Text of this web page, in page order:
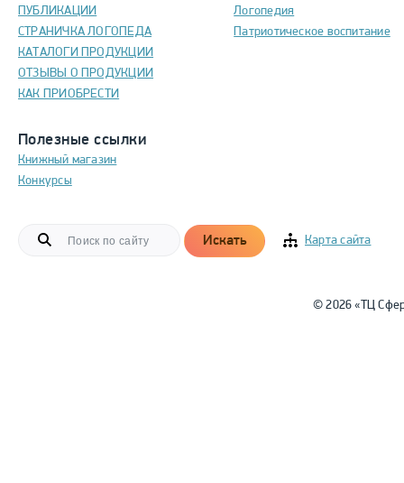
ПУБЛИКАЦИИ
СТРАНИЧКА ЛОГОПЕДА
КАТАЛОГИ ПРОДУКЦИИ
ОТЗЫВЫ О ПРОДУКЦИИ
КАК ПРИОБРЕСТИ
Полезные ссылки
Книжный магазин
Конкурсы
Логопедия
Патриотическое воспитание
Искать Карта сайта
© 2026 «ТЦ